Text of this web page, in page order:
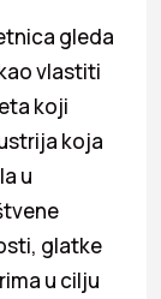
gleda
vlastiti
koji
koja
u
glatke
u cilju